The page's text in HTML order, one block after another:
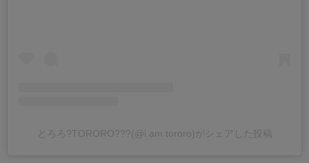
とろろ?TORORO???(@i.am.tororo)がシェアした投稿